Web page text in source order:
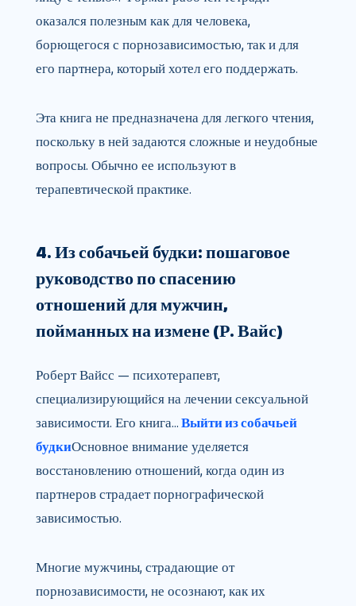
оказался полезным как для человека,
борющегося с порнозависимостью, так и для
его партнера, который хотел его поддержать.
Эта книга не предназначена для легкого чтения,
поскольку в ней задаются сложные и неудобные
вопросы. Обычно ее используют в
терапевтической практике.
4. Из собачьей будки: пошаговое
руководство по спасению
отношений для мужчин,
пойманных на измене (Р. Вайс)
Роберт Вайсс — психотерапевт,
специализирующийся на лечении сексуальной
зависимости. Его книга… Выйти из собачьей
будкиОсновное внимание уделяется
восстановлению отношений, когда один из
партнеров страдает порнографической
зависимостью.
Многие мужчины, страдающие от
порнозависимости, не осознают, как их